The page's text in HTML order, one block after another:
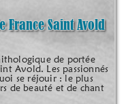
France Saint Avold
de portée
Avold. Les passionnés
se réjouir : le plus
de beauté et de chant